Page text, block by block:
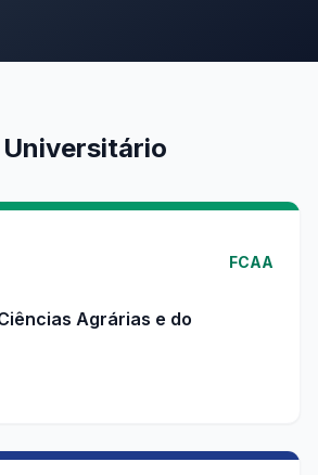
FCAA
Agrárias e do